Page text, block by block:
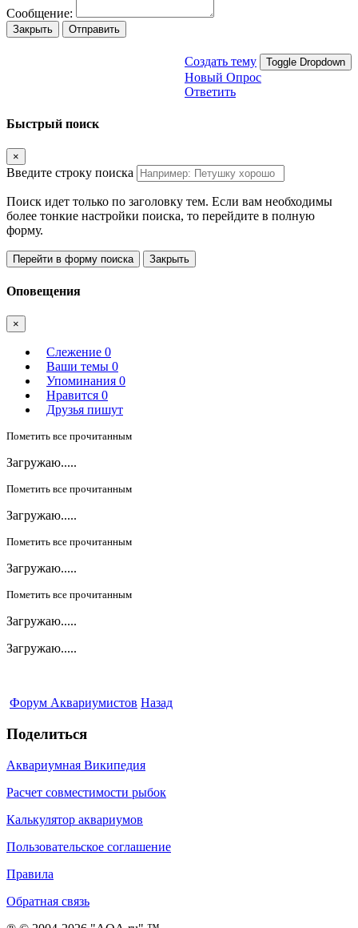
Сообщение:
Закрыть Отправить
Создать тему Toggle Dropdown
Новый Опрос
Ответить
Быстрый поиск
×
Введите строку поиска
Поиск идет только по заголовку тем. Если вам необходимы
более тонкие настройки поиска, то перейдите в полную
форму.
Перейти в форму поиска Закрыть
Оповещения
×
Слежение 0
Ваши темы 0
Упоминания 0
Нравится 0
Друзья пишут
Пометить все прочитанным
Загружаю.....
Пометить все прочитанным
Загружаю.....
Пометить все прочитанным
Загружаю.....
Пометить все прочитанным
Загружаю.....
Загружаю.....
Форум Аквариумистов Назад
Поделиться
Аквариумная Википедия
Расчет совместимости рыбок
Калькулятор аквариумов
Пользовательское соглашение
Правила
Обратная связь